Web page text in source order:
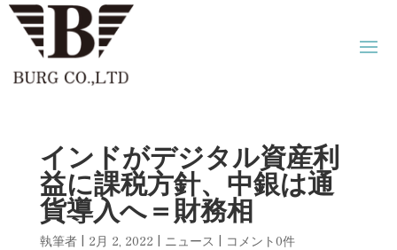
インドがデジタル資産利
益に課税方針、中銀は通
貨導入へ＝財務相
執筆者 | 2月 2, 2022 | ニュース | コメント0件